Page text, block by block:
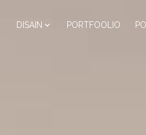
DISAIN PORTFOOLIO